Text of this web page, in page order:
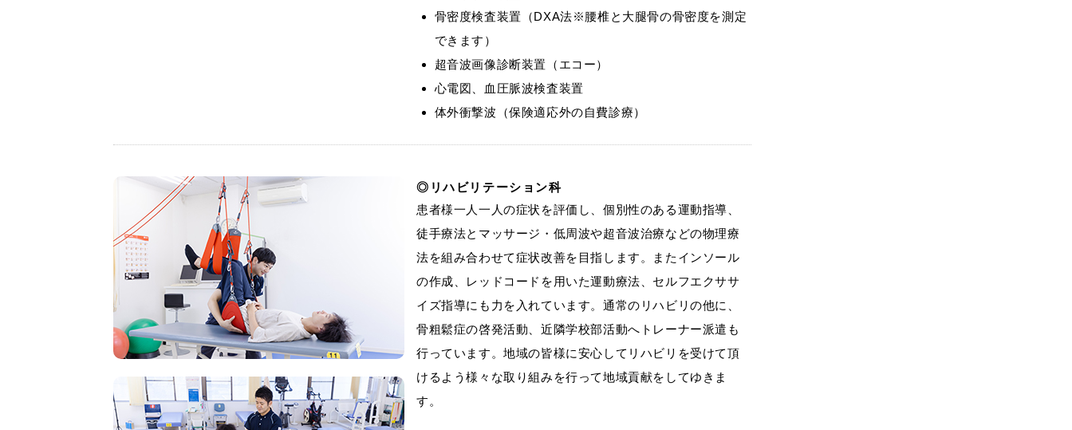
骨密度検査装置（DXA法※腰椎と大腿骨の骨密度を測定
できます）
超音波画像診断装置（エコー）
心電図、血圧脈波検査装置
体外衝撃波（保険適応外の自費診療）
リハビリテーション科
患者様一人一人の症状を評価し、個別性のある運動指導、
徒手療法とマッサージ・低周波や超音波治療などの物理療
法を組み合わせて症状改善を目指します。またインソール
の作成、レッドコードを用いた運動療法、セルフエクササ
イズ指導にも力を入れています。通常のリハビリの他に、
骨粗鬆症の啓発活動、近隣学校部活動へトレーナー派遣も
行っています。地域の皆様に安心してリハビリを受けて頂
けるよう様々な取り組みを行って地域貢献をしてゆきま
す。